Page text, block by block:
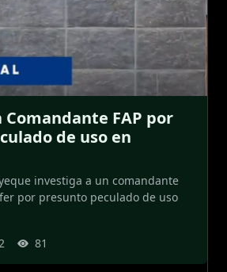
FAP por
de uso en
investiga a un comandante
por presunto peculado de uso
81